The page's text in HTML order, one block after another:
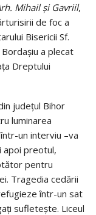
Mihail și Gavriil,
de foc a
Bisericii Sf.
a plecat
Dreptului
județul Bihor
luminarea
un interviu –va
apoi preotul,
pentru
Tragedia cedării
într-un sat
sufletește. Liceul